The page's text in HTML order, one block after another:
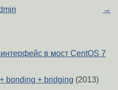
→
в мост CentOS 7
bonding + bridging (2013)